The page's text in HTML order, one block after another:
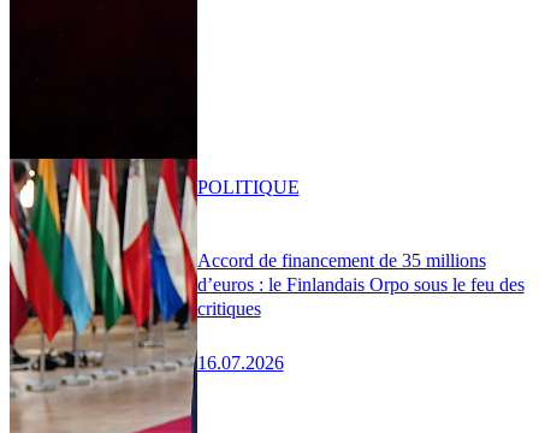
Accord de financement de 35 millions
d’euros : le Finlandais Orpo sous le feu des
critiques
16.07.2026
POLITIQUE